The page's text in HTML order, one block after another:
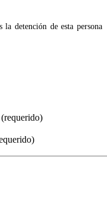
detención de esta persona